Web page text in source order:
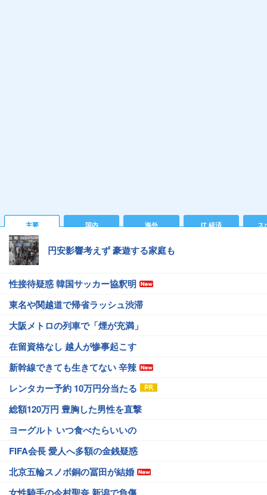
主要 国内 海外 IT 経済 ス
円安影響考えず 豪遊する家庭も
性接待疑惑 韓国サッカー協釈明
東名や関越道で帰省ラッシュ渋滞
大阪メトロの列車で「煙が充満」
在留資格なし 越人が惨事起こす
新幹線できても生きてない 辛辣
レンタカー予約 10万円分当たる
総額120万円 豊胸した男性を直撃
ヨーグルト いつ食べたらいいの
FIFA会長 愛人へ多額の金銭疑惑
北京五輪スノボ銅の冨田が結婚